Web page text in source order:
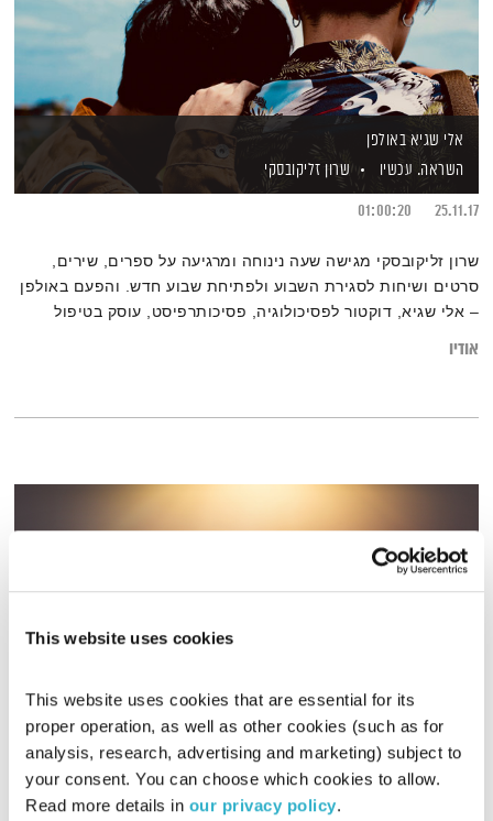
This website uses cookies
This website uses cookies that are essential for its
proper operation, as well as other cookies (such as for
analysis, research, advertising and marketing) subject to
your consent. You can choose which cookies to allow.
Read more details in our privacy policy.
אלי שגיא באולפן
השראה. עכשיו
שרון זליקובסקי
25.11.17
01:00:20
שרון זליקובסקי מגישה שעה נינוחה ומרגיעה על ספרים, שירים,
סרטים ושיחות לסגירת השבוע ולפתיחת שבוע חדש. והפעם באולפן
– אלי שגיא, דוקטור לפסיכולוגיה, פסיכותרפיסט, עוסק בטיפול
אודיו
מסעותיי במרחבי הזמן – 4.5.18
מסעותיי במרחבי הזמן
דדי יצחייק